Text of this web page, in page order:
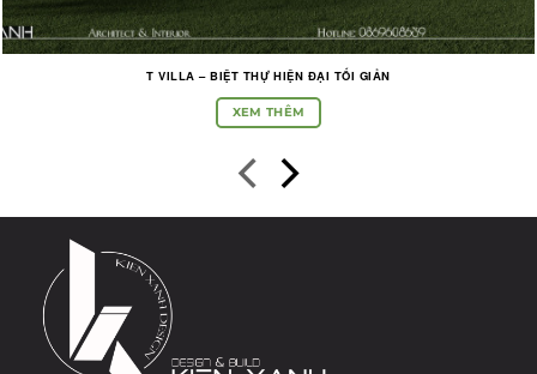
T VILLA – BIỆT THỰ HIỆN ĐẠI TỐI GIẢN
XEM THÊM